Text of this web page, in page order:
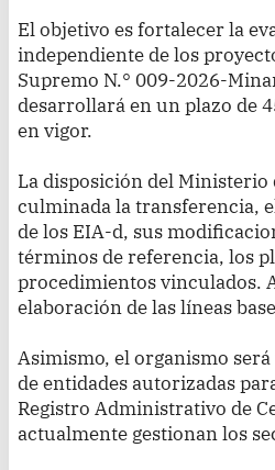
El objetivo es fortalecer la
independiente de los
Supremo N.° 009-2026-
desarrollará en un plazo de
en vigor.
La disposición del Ministerio
culminada la transferencia,
de los EIA-d, sus
términos de referencia, los
procedimientos vinculados.
elaboración de las líneas
Asimismo, el organismo
de entidades autorizadas
Registro Administrativo de
actualmente gestionan los